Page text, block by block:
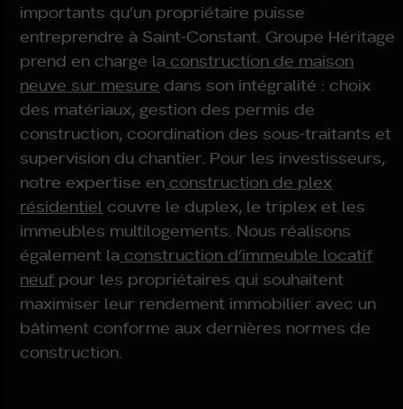
importants qu’un propriétaire puisse
entreprendre à Saint-Constant. Groupe Héritage
prend en charge la construction de maison
neuve sur mesure dans son intégralité : choix
des matériaux, gestion des permis de
construction, coordination des sous-traitants et
supervision du chantier. Pour les investisseurs,
notre expertise en construction de plex
résidentiel couvre le duplex, le triplex et les
immeubles multilogements. Nous réalisons
également la construction d’immeuble locatif
neuf pour les propriétaires qui souhaitent
maximiser leur rendement immobilier avec un
bâtiment conforme aux dernières normes de
construction.